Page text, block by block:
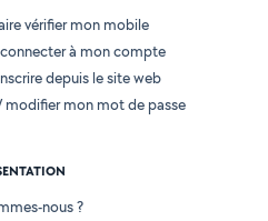
vérifier mon mobile
à mon compte
depuis le site web
mon mot de passe
nous ?